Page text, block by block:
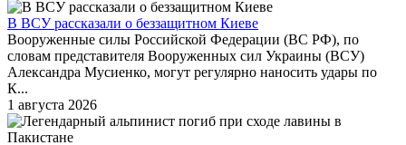
В ВСУ рассказали о беззащитном Киеве
Вооруженные силы Российской Федерации (ВС РФ), по
словам представителя Вооруженных сил Украины (ВСУ)
Александра Мусиенко, могут регулярно наносить удары по
К...
1 августа 2026